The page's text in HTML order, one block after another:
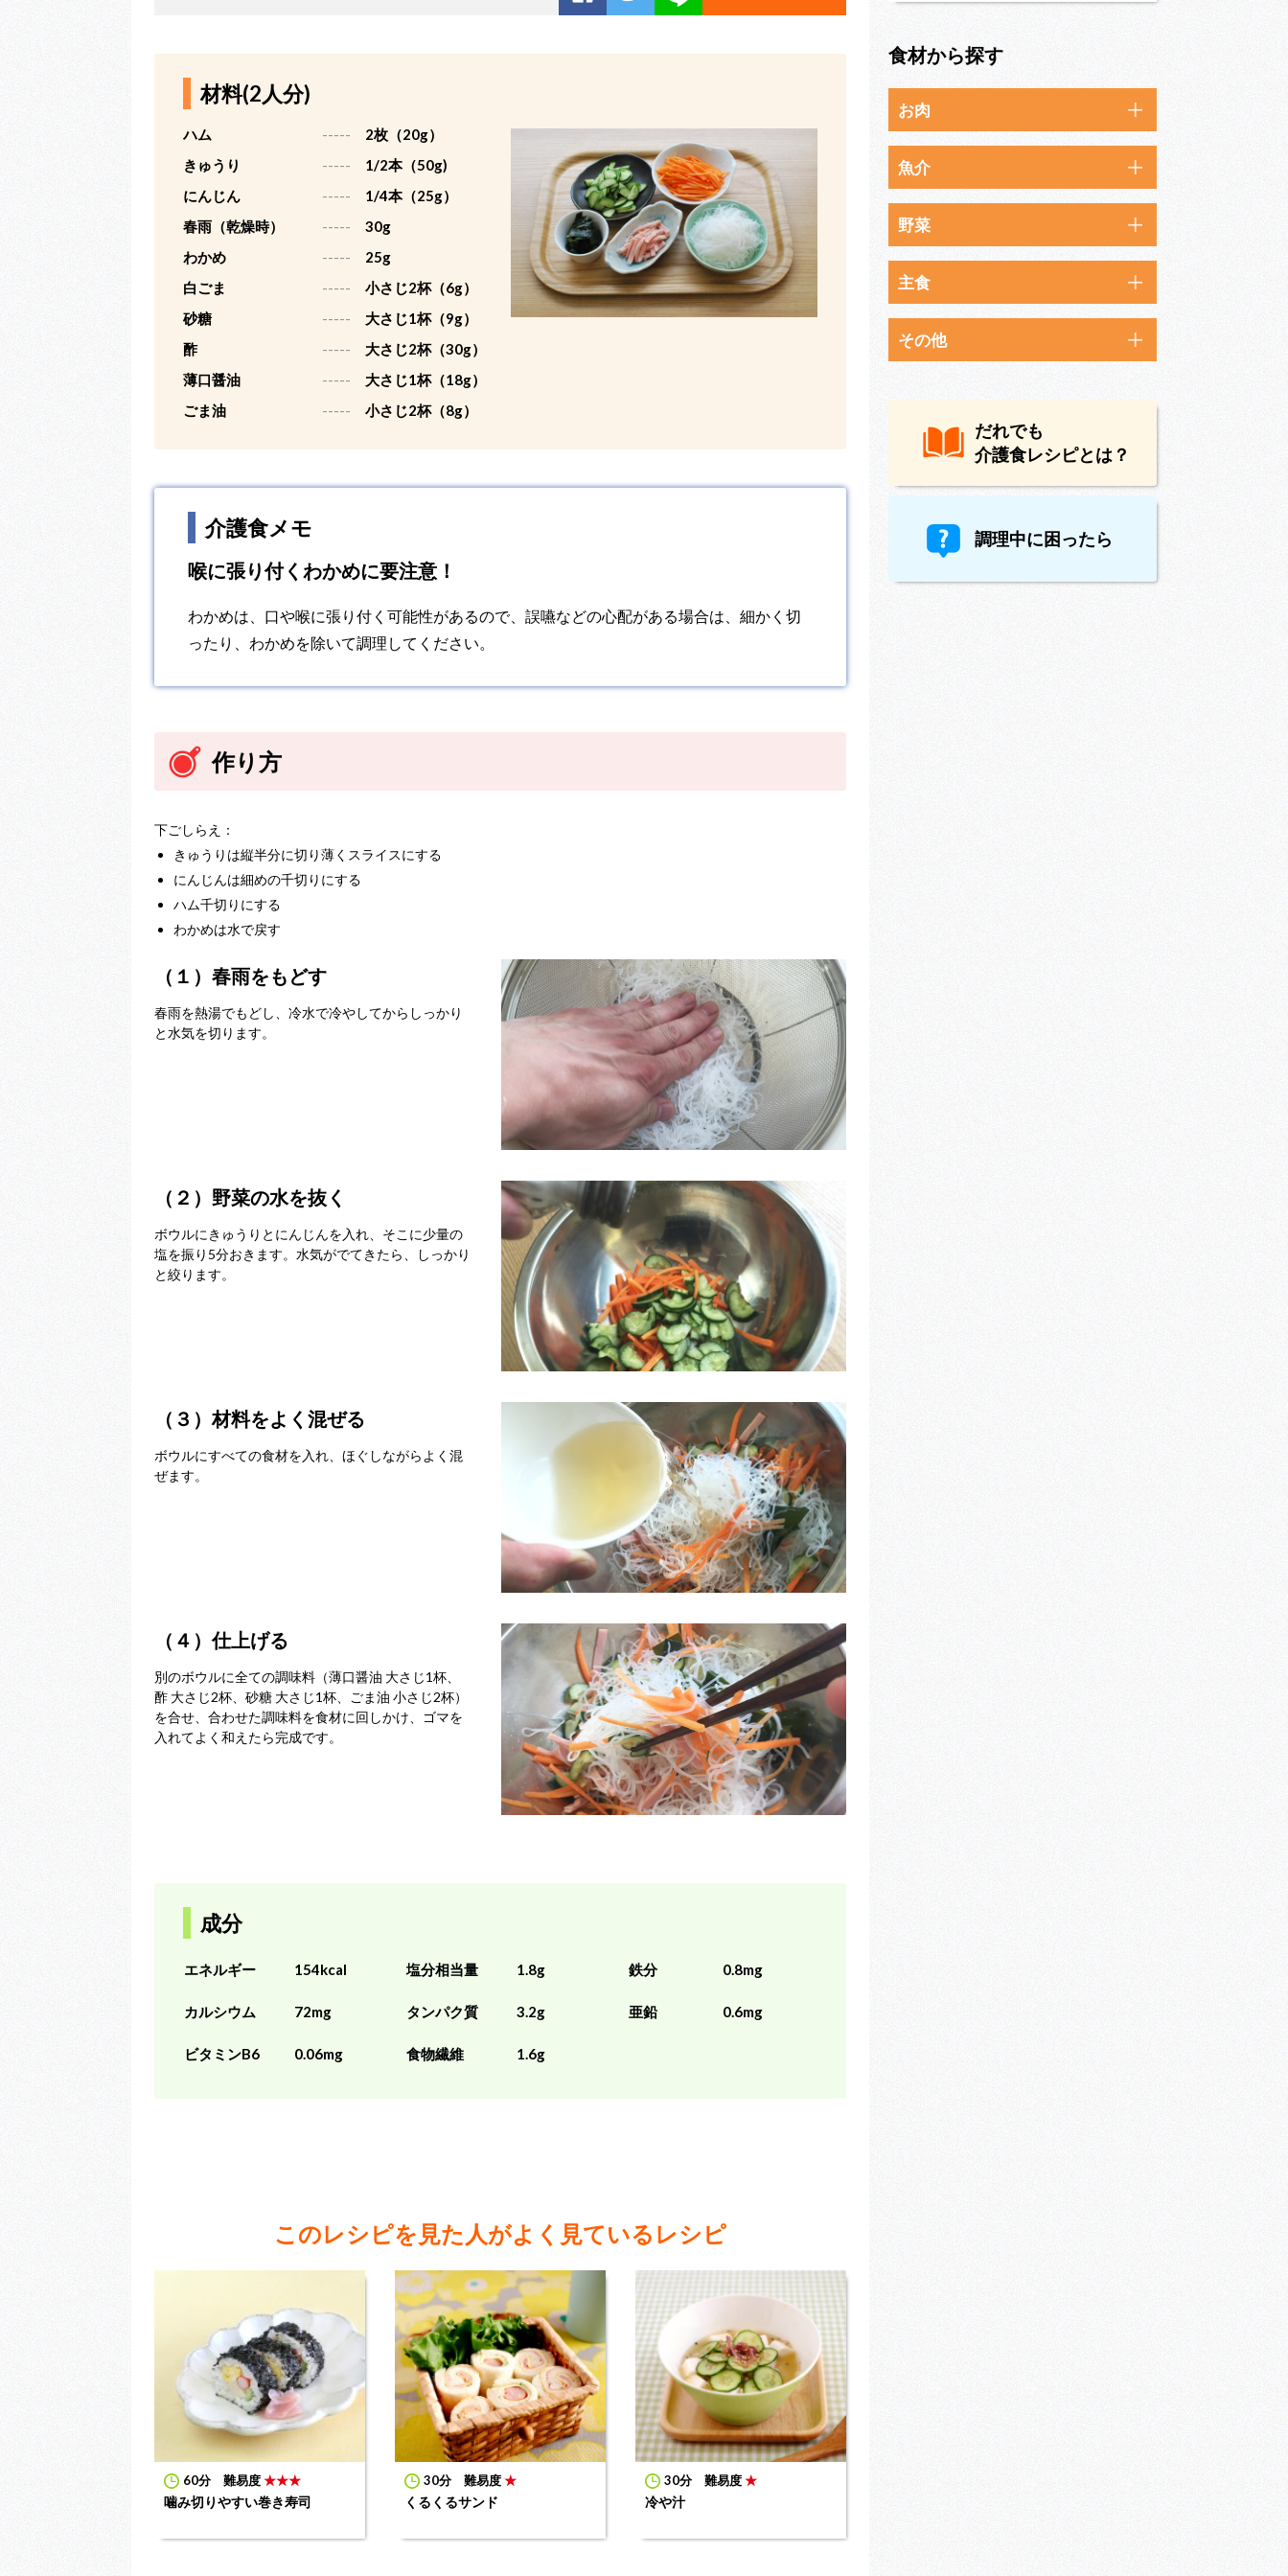
材料(2人分)
ハム -----
2枚（20g）
きゅうり
-----
1/2本（50g)
にんじん
-----
1/4本（25g）
春雨（乾燥時）
-----
30g
わかめ
-----
25g
白ごま
-----
小さじ2杯（6g）
砂糖
-----
大さじ1杯（9g）
酢
-----
大さじ2杯（30g）
薄口醤油
-----
大さじ1杯（18g）
ごま油
----- 小さじ2杯（8g）
介護食メモ
喉に張り付くわかめに要注意！
わかめは、口や喉に張り付く可能性があるので、誤嚥などの心配がある場合は、細かく切
ったり、わかめを除いて調理してください。
作り方
下ごしらえ：
きゅうりは縦半分に切り薄くスライスにする
にんじんは細めの千切りにする
ハム千切りにする
わかめは水で戻す
（１）春雨をもどす
春雨を熱湯でもどし、冷水で冷やしてからしっかり
と水気を切ります。
（２）野菜の水を抜く
ボウルにきゅうりとにんじんを入れ、そこに少量の
塩を振り5分おきます。水気がでてきたら、しっかり
と絞ります。
（３）材料をよく混ぜる
ボウルにすべての食材を入れ、ほぐしながらよく混
ぜます。
（４）仕上げる
別のボウルに全ての調味料（薄口醤油 大さじ1杯、
酢 大さじ2杯、砂糖 大さじ1杯、ごま油 小さじ2杯）
を合せ、合わせた調味料を食材に回しかけ、ゴマを
入れてよく和えたら完成です。
成分
エネルギー 154kcal 塩分相当量 1.8g 鉄分 0.8mg
カルシウム 72mg タンパク質 3.2g 亜鉛 0.6mg
ビタミンB6 0.06mg 食物繊維 1.6g
このレシピを見た人がよく見ているレシピ
60分 難易度★★★
噛み切りやすい巻き寿司
30分 難易度★
くるくるサンド
30分 難易度★
冷や汁
食材から探す
お肉
魚介
野菜
主食
その他
だれでも
介護食レシピとは？
調理中に困ったら